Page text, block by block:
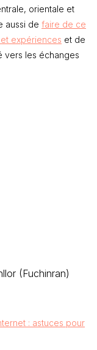
orientale et
aussi de faire de ce
expériences et de
vers les échanges
(Fuchinran)
: astuces pour